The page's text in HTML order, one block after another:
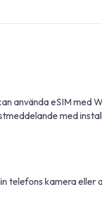
använda eSIM med
med
telefons kamera